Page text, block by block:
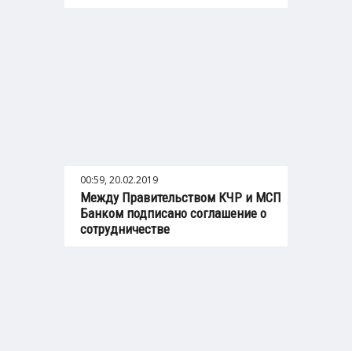
00:59, 20.02.2019
Между Правительством КЧР и МСП
Банком подписано соглашение о
сотрудничестве